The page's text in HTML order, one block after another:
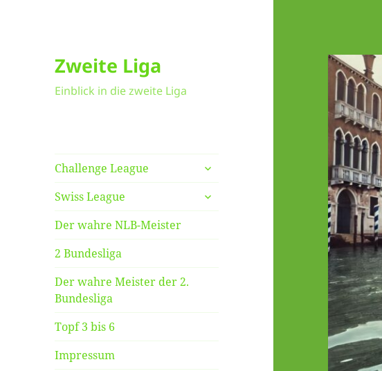
Zweite Liga
Einblick in die zweite Liga
Challenge League
untermenü
anzeigen
Swiss League
untermenü
anzeigen
Der wahre NLB-Meister
2 Bundesliga
Der wahre Meister der 2.
Bundesliga
Topf 3 bis 6
Impressum